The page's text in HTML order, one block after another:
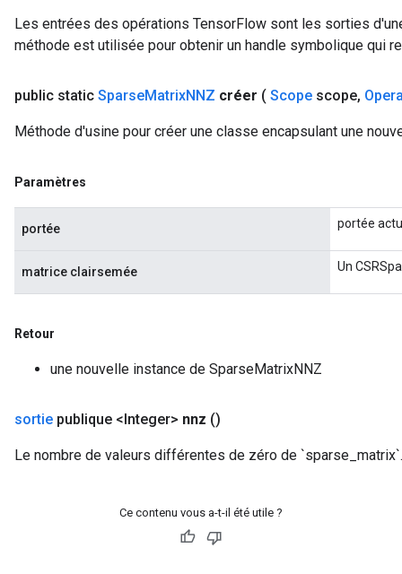
Les entrées des opérations TensorFlow sont les sorties
méthode est utilisée pour obtenir un handle symbolique qui
public static SparseMatrixNNZ créer ( Scope scope,
Méthode d'usine pour créer une classe encapsulant une
Paramètres
portée portée
matrice clairsemée Un
Retour
une nouvelle instance de SparseMatrixNNZ
sortie publique <Integer> nnz ()
Le nombre de valeurs différentes de zéro de `sparse_matrix`.
Ce contenu vous a-t-il été utile ?